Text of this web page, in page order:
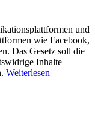
und
wie Facebook,
Das Gesetz soll die
Inhalte
Weiterlesen